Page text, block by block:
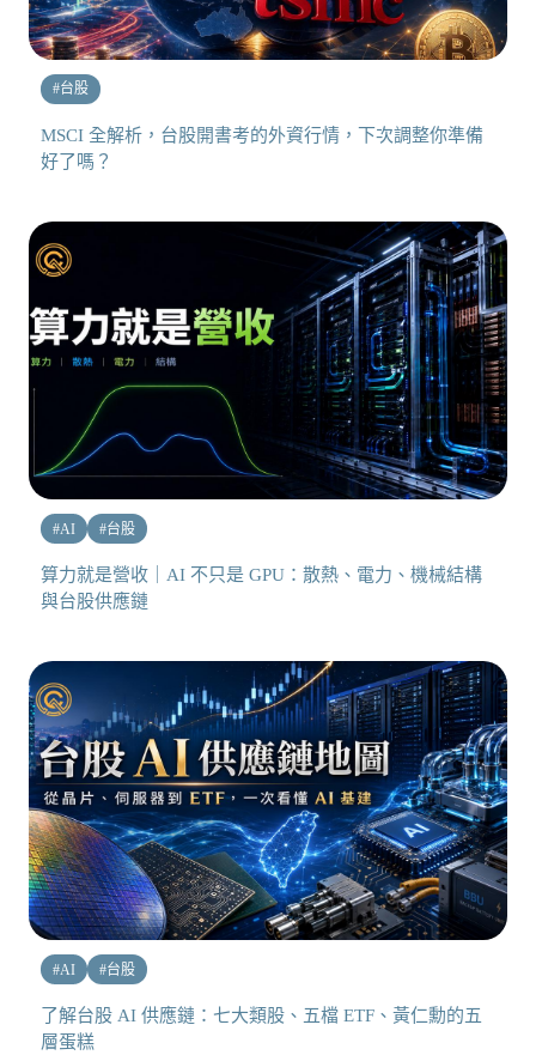
#台股
MSCI 全解析，台股開書考的外資行情，下次調整你準備
好了嗎？
#AI #台股
算力就是營收｜AI 不只是 GPU：散熱、電力、機械結構
與台股供應鏈
#AI #台股
了解台股 AI 供應鏈：七大類股、五檔 ETF、黃仁勳的五
層蛋糕